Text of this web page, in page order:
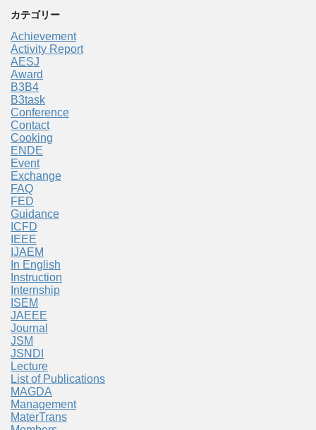
カテゴリー
Achievement
Activity Report
AESJ
Award
B3B4
B3task
Conference
Contact
Cooking
ENDE
Event
Exchange
FAQ
FED
Guidance
ICFD
IEEE
IJAEM
In English
Instruction
Internship
ISEM
JAEEE
Journal
JSM
JSNDI
Lecture
List of Publications
MAGDA
Management
MaterTrans